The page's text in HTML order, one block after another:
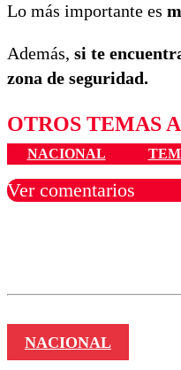
Lo más importante es
Además, si te
zona de seguridad.
OTROS TEMAS
NACIONAL
Ver comentarios
NACIONAL